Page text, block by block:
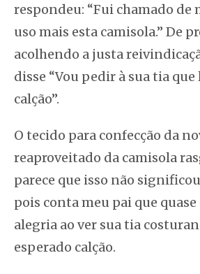
respondeu: “Fui chamado de
uso mais esta camisola.” De
acolhendo a justa
disse “Vou pedir à sua tia
calção”.
O tecido para confecção da
reaproveitado da camisola
parece que isso não
pois conta meu pai que
alegria ao ver sua tia
esperado calção.